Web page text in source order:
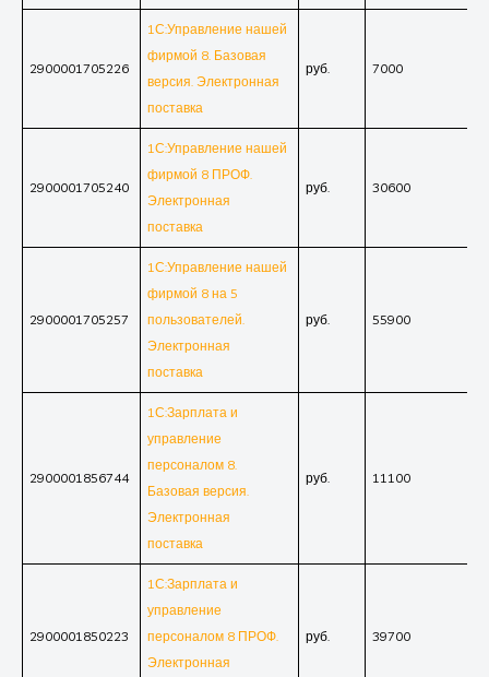
2900001705226
1С:Управление нашей
фирмой 8. Базовая
версия. Электронная
поставка
руб. 7000
2900001705240
1С:Управление нашей
фирмой 8 ПРОФ.
Электронная
поставка
руб. 30600
2900001705257
1С:Управление нашей
фирмой 8 на 5
пользователей.
Электронная
поставка
руб. 55900
2900001856744
1С:Зарплата и
управление
персоналом 8.
Базовая версия.
Электронная
поставка
руб. 11100
2900001850223
1С:Зарплата и
управление
персоналом 8 ПРОФ.
Электронная
руб. 39700